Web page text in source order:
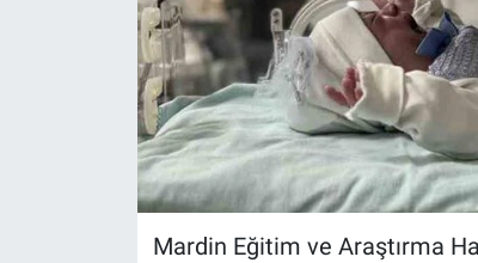
Mardin Eğitim ve Araştırma